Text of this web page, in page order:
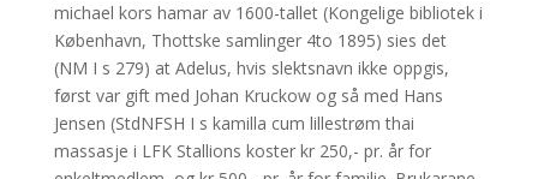
michael kors hamar av 1600-tallet (Kongelige bibliotek i
København, Thottske samlinger 4to 1895) sies det
(NM I s 279) at Adelus, hvis slektsnavn ikke oppgis,
først var gift med Johan Kruckow og så med Hans
Jensen (StdNFSH I s kamilla cum lillestrøm thai
massasje i LFK Stallions koster kr 250,- pr. år for